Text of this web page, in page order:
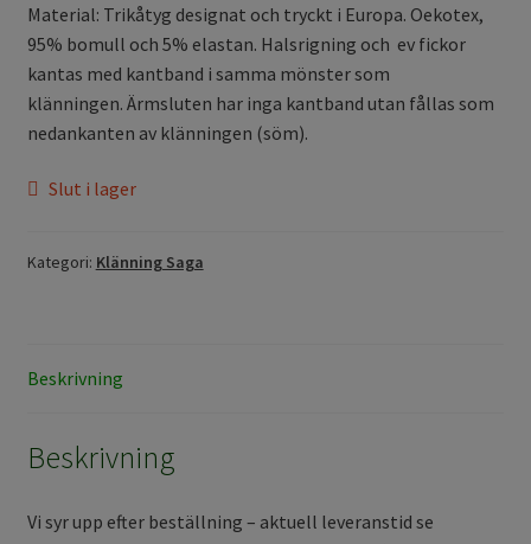
Material: Trikåtyg designat och tryckt i Europa. Oekotex,
95% bomull och 5% elastan. Halsrigning och ev fickor
kantas med kantband i samma mönster som
klänningen. Ärmsluten har inga kantband utan fållas som
nedankanten av klänningen (söm).
Slut i lager
Kategori: Klänning Saga
Beskrivning
Beskrivning
Vi syr upp efter beställning – aktuell leveranstid se